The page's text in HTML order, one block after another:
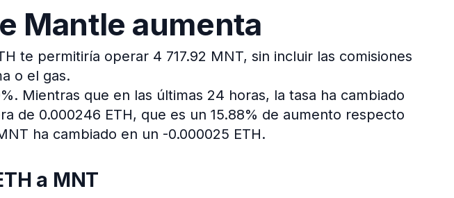
Mantle aumenta
te permitiría operar 4 717.92 MNT, sin incluir las comisiones
o el gas.
Mientras que en las últimas 24 horas, la tasa ha cambiado
de 0.000246 ETH, que es un 15.88% de aumento respecto
ha cambiado en un -0.000025 ETH.
a MNT